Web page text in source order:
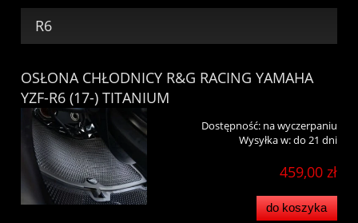
R6
OSŁONA CHŁODNICY R&G RACING YAMAHA
YZF-R6 (17-) TITANIUM
Dostępność: na wyczerpaniu
Wysyłka w:do 21 dni
459,00 zł
do koszyka